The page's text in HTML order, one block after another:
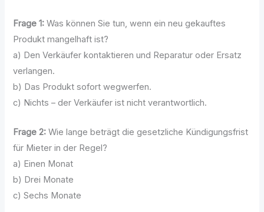
Frage 1: Was können Sie tun, wenn ein neu gekauftes
Produkt mangelhaft ist?
a) Den Verkäufer kontaktieren und Reparatur oder Ersatz
verlangen.
b) Das Produkt sofort wegwerfen.
c) Nichts – der Verkäufer ist nicht verantwortlich.
Frage 2: Wie lange beträgt die gesetzliche Kündigungsfrist
für Mieter in der Regel?
a) Einen Monat
b) Drei Monate
c) Sechs Monate